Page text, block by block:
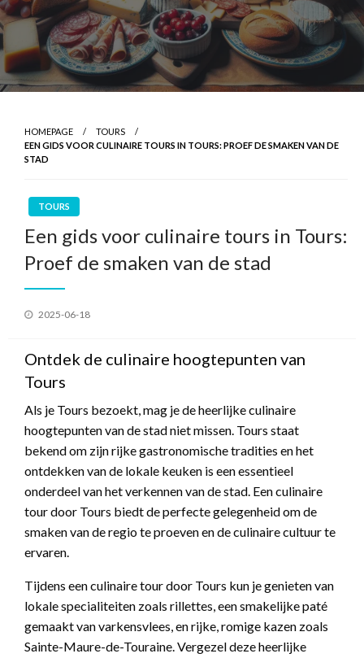
HOMEPAGE
TOURS
EEN GIDS VOOR CULINAIRE TOURS IN TOURS: PROEF DE SMAKEN VAN DE
STAD
TOURS
Een gids voor culinaire tours in Tours:
Proef de smaken van de stad
Geplaatst
2025-06-18
Ontdek de culinaire hoogtepunten van
Tours
Als je Tours bezoekt, mag je de heerlijke culinaire
hoogtepunten van de stad niet missen. Tours staat
bekend om zijn rijke gastronomische tradities en het
ontdekken van de lokale keuken is een essentieel
onderdeel van het verkennen van de stad. Een culinaire
tour door Tours biedt de perfecte gelegenheid om de
smaken van de regio te proeven en de culinaire cultuur te
ervaren.
Tijdens een culinaire tour door Tours kun je genieten van
lokale specialiteiten zoals rillettes, een smakelijke paté
gemaakt van varkensvlees, en rijke, romige kazen zoals
Sainte-Maure-de-Touraine. Vergezel deze heerlijke